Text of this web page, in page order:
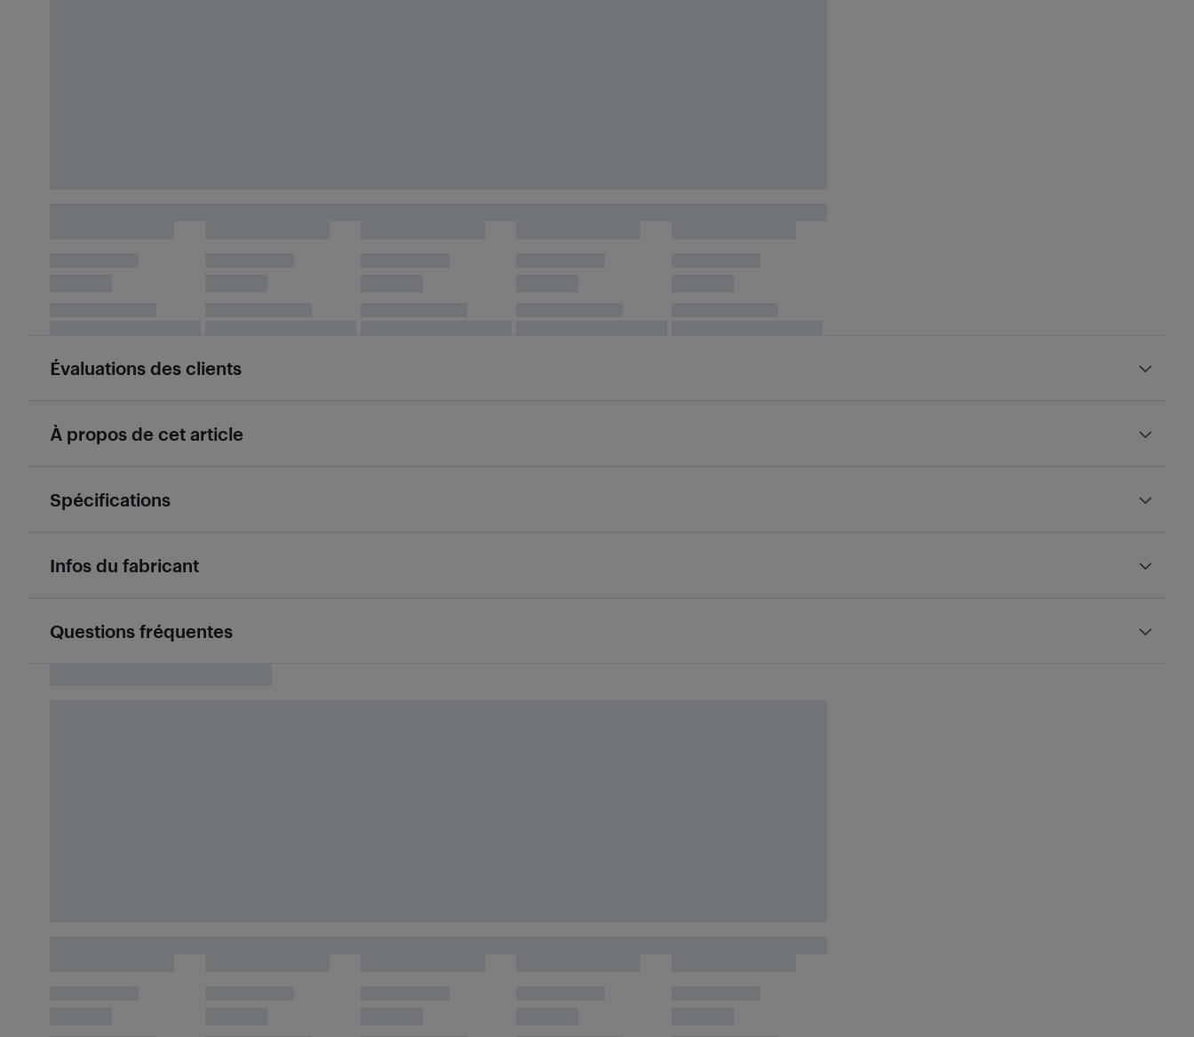
Évaluations des clients
À propos de cet article
Spécifications
Infos du fabricant
Questions fréquentes